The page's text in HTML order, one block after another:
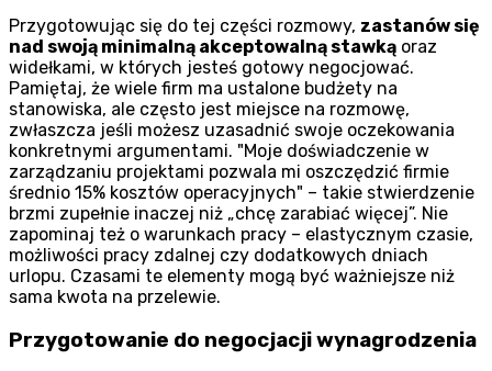
Przygotowując się do tej części rozmowy, zastanów się
nad swoją minimalną akceptowalną stawką oraz
widełkami, w których jesteś gotowy negocjować.
Pamiętaj, że wiele firm ma ustalone budżety na
stanowiska, ale często jest miejsce na rozmowę,
zwłaszcza jeśli możesz uzasadnić swoje oczekowania
konkretnymi argumentami.
Moje doświadczenie w
zarządzaniu projektami pozwala mi oszczędzić firmie
średnio 15% kosztów operacyjnych
– takie stwierdzenie
brzmi zupełnie inaczej niż „chcę zarabiać więcej”. Nie
zapominaj też o warunkach pracy – elastycznym czasie,
możliwości pracy zdalnej czy dodatkowych dniach
urlopu. Czasami te elementy mogą być ważniejsze niż
sama kwota na przelewie.
Przygotowanie do negocjacji wynagrodzenia